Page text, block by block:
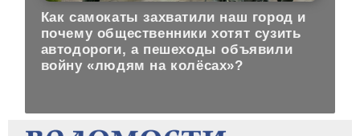
Как самокаты захватили наш город и
почему общественники хотят сузить
автодороги, а пешеходы объявили
войну «людям на колёсах»?